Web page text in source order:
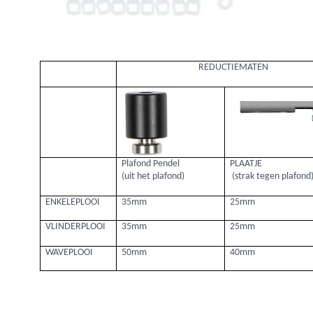
REDUCTIEMATEN
Plafond Pendel
(uit het plafond)
PLAATJE
(strak tegen
ENKELEPLOOI 35mm 25mm
VLINDERPLOOI 35mm 25mm
WAVEPLOOI 50mm 40mm